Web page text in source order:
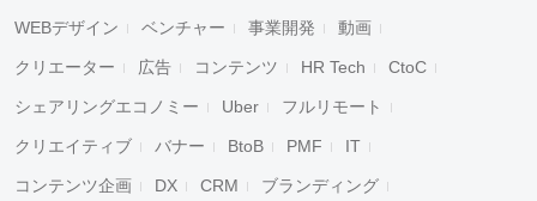
WEBデザイン ベンチャー 事業開発 動画
クリエーター 広告 コンテンツ HR Tech CtoC
シェアリングエコノミー Uber フルリモート
クリエイティブ バナー BtoB PMF IT
コンテンツ企画 DX CRM ブランディング